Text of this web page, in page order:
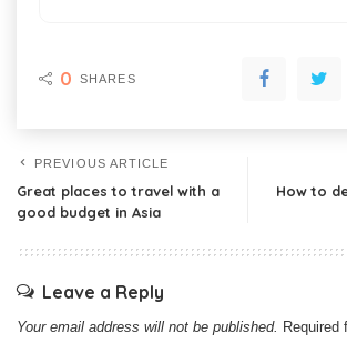
0 SHARES
PREVIOUS ARTICLE
Great places to travel with a
good budget in Asia
How to
Leave a Reply
Your email address will not be published. Required